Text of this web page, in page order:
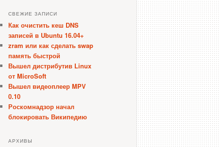
СВЕЖИЕ ЗАПИСИ
Как очистить кеш DNS
записей в Ubuntu 16.04+
zram или как сделать swap
память быстрой
Вышел дистрибутив Linux
от MicroSoft
Вышел видеоплеер MPV
0.10
Роскомнадзор начал
блокировать Википедию
АРХИВЫ